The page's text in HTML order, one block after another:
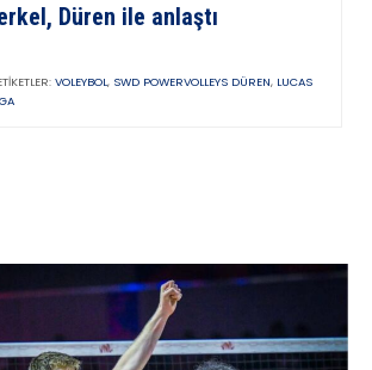
Düren ile anlaştı
VOLEYBOL, SWD POWERVOLLEYS DÜREN, LUCAS